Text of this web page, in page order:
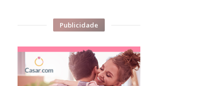
Publicidade